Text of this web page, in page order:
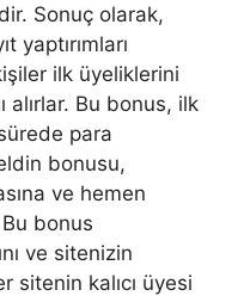
Sonuç olarak,
yaptırımları
ilk üyeliklerini
alırlar. Bu bonus, ilk
para
bonusu,
ve hemen
bonus
ve sitenizin
sitenin kalıcı üyesi